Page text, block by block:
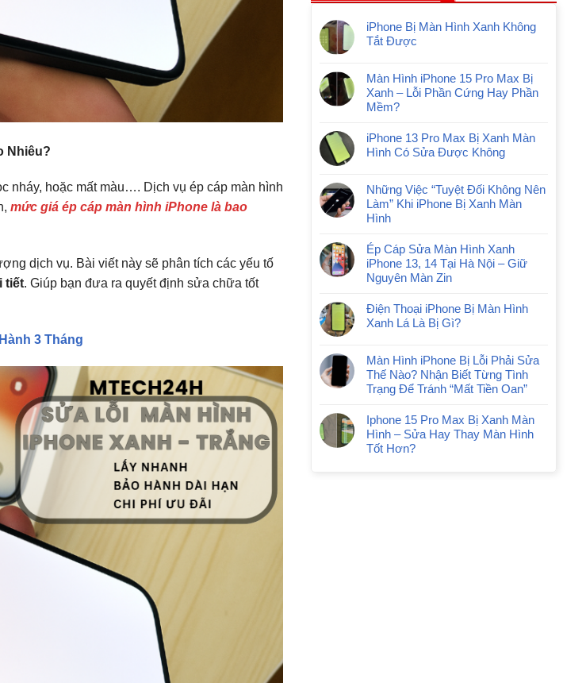
Nhiêu?
nháy, hoặc mất màu…. Dịch vụ ép cáp màn hình
mức giá ép cáp màn hình iPhone là bao
dịch vụ. Bài viết này sẽ phân tích các yếu tố
tiết. Giúp bạn đưa ra quyết định sửa chữa tốt
3 Tháng
iPhone Bị Màn Hình Xanh Không
Tắt Được
Màn Hình iPhone 15 Pro Max Bị
Xanh – Lỗi Phần Cứng Hay Phần
Mềm?
iPhone 13 Pro Max Bị Xanh Màn
Hình Có Sửa Được Không
Những Việc “Tuyệt Đối Không Nên
Làm” Khi iPhone Bị Xanh Màn
Hình
Ép Cáp Sửa Màn Hình Xanh
iPhone 13, 14 Tại Hà Nội – Giữ
Nguyên Màn Zin
Điện Thoại iPhone Bị Màn Hình
Xanh Lá Là Bị Gì?
Màn Hình iPhone Bị Lỗi Phải Sửa
Thế Nào? Nhận Biết Từng Tình
Trạng Để Tránh “Mất Tiền Oan”
Iphone 15 Pro Max Bị Xanh Màn
Hình – Sửa Hay Thay Màn Hình
Tốt Hơn?